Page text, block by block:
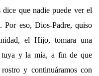
que nadie puede ver el
eso, Dios-Padre, quiso
el Hijo, tomara una
tuya y la mía, a fin de que
y continuáramos con